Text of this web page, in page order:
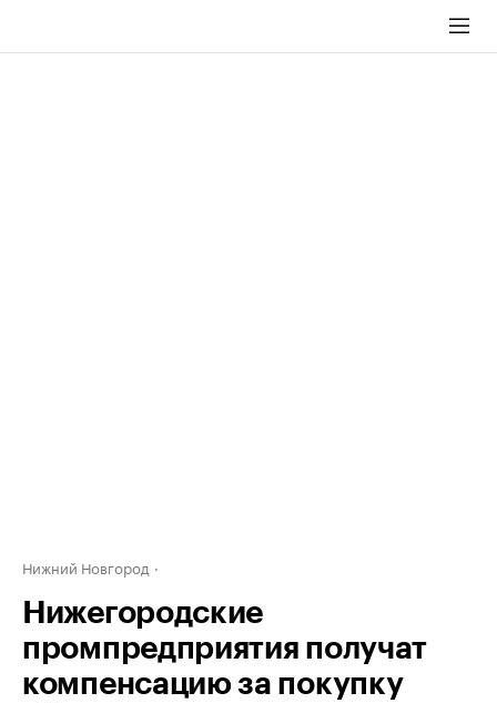
Нижний Новгород
Нижегородские
промпредприятия получат
компенсацию за покупку